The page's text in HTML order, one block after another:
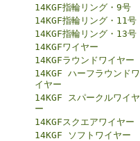
14KGF指輪リング・9号
14KGF指輪リング・11号
14KGF指輪リング・13号
14KGFワイヤー
14KGFラウンドワイヤー
14KGF ハーフラウンドワ
イヤー
14KGF スパークルワイヤ
ー
14KGFスクエアワイヤー
14KGF ソフトワイヤー